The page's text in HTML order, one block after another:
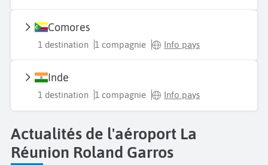
Comores
1 destination 1 compagnie Info pays
Inde
1 destination 1 compagnie Info pays
Actualités de l'aéroport La
Réunion Roland Garros